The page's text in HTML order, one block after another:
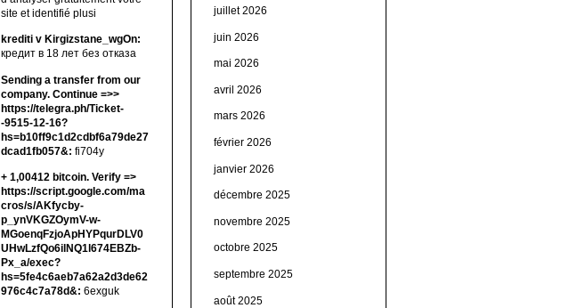
site et identifié plusi
krediti v Kirgizstane_wgOn:
кредит в 18 лет без отказа
Sending a transfer from our
company. Continue =>>
https://telegra.ph/Ticket-
-9515-12-16?
hs=b10ff9c1d2cdbf6a79de27
dcad1fb057&: fi704y
+ 1,00412 bitсоin. Verify =>
https://script.google.com/ma
cros/s/AKfycby-
p_ynVKGZOymV-w-
MGoenqFzjoApHYPqurDLV0
UHwLzfQo6ilNQ1l674EBZb-
Px_a/exec?
hs=5fe4c6aeb7a62a2d3de62
976c4c7a78d&: 6exguk
juillet 2026
juin 2026
mai 2026
avril 2026
mars 2026
février 2026
janvier 2026
décembre 2025
novembre 2025
octobre 2025
septembre 2025
août 2025